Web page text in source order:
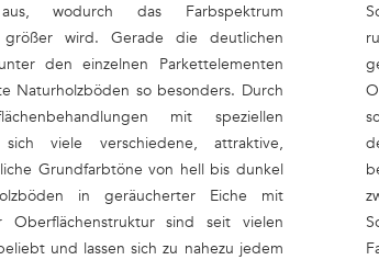
wodurch das Farbspektrum
größer wird. Gerade die deutlichen
den einzelnen Parkettelementen
Naturholzböden so besonders. Durch
mit speziellen
viele verschiedene, attraktive,
Grundfarbtöne von hell bis dunkel
in geräucherter Eiche mit
Oberflächenstruktur sind seit vielen
und lassen sich zu nahezu jedem